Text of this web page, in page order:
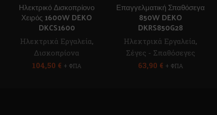
Ηλεκτρικό Δισκοπρίονο
Χειρός 1600W DEKO
DKCS1600
Ηλεκτρικά Εργαλεία,
Δισκοπρίονα
104,50 € + ΦΠΑ
Επαγγελματική Σπαθόσεγα
850W DEKO
DKRS850G28
Ηλεκτρικά Εργαλεία,
Σέγες - Σπαθόσεγες
63,90 € + ΦΠΑ